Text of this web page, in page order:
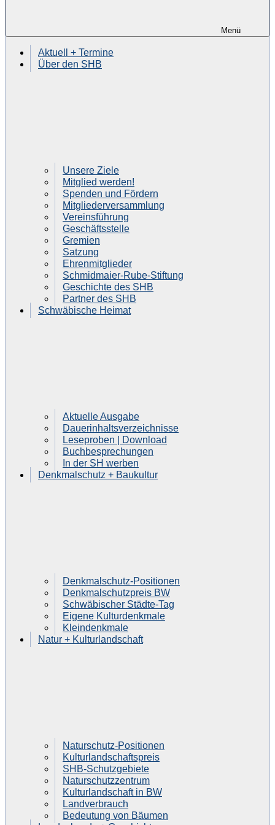
Menü
Aktuell + Termine
Über den SHB
Unsere Ziele
Mitglied werden!
Spenden und Fördern
Mitgliederversammlung
Vereinsführung
Geschäftsstelle
Gremien
Satzung
Ehrenmitglieder
Schmidmaier-Rube-Stiftung
Geschichte des SHB
Partner des SHB
Schwäbische Heimat
Aktuelle Ausgabe
Dauerinhaltsverzeichnisse
Leseproben | Download
Buchbesprechungen
In der SH werben
Denkmalschutz + Baukultur
Denkmalschutz-Positionen
Denkmalschutzpreis BW
Schwäbischer Städte-Tag
Eigene Kulturdenkmale
Kleindenkmale
Natur + Kulturlandschaft
Naturschutz-Positionen
Kulturlandschaftspreis
SHB-Schutzgebiete
Naturschutzzentrum
Kulturlandschaft in BW
Landverbrauch
Bedeutung von Bäumen